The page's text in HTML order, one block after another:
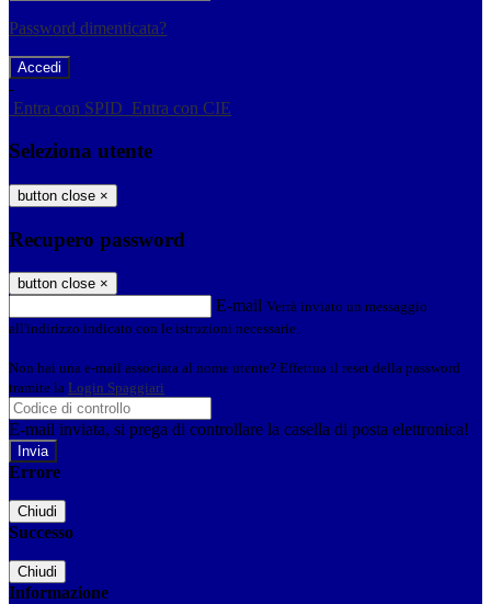
Password dimenticata?
-
Entra con SPID Entra con CIE
Seleziona utente
button close ×
Recupero password
button close ×
E-mail Verrà inviato un messaggio
all'indirizzo indicato con le istruzioni necessarie.
Non hai una e-mail associata al nome utente? Effettua il reset della password
tramite la Login Spaggiari
E-mail inviata, si prega di controllare la casella di posta elettronica!
Errore
Chiudi
Successo
Chiudi
Informazione